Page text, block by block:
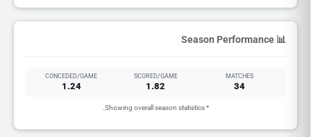
📊 Season Performance
MATCHES
34
SCORED/GAME
1.82
CONCEDED/GAME
1.24
* Showing overall season statistics.